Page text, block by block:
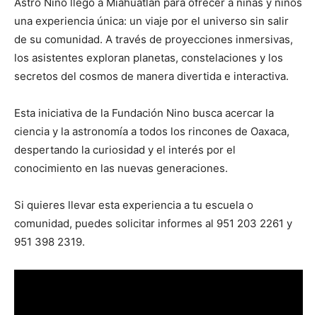
una experiencia única: un viaje por el universo sin salir
de su comunidad. A través de proyecciones inmersivas,
los asistentes exploran planetas, constelaciones y los
secretos del cosmos de manera divertida e interactiva.
Esta iniciativa de la Fundación Nino busca acercar la
ciencia y la astronomía a todos los rincones de Oaxaca,
despertando la curiosidad y el interés por el
conocimiento en las nuevas generaciones.
Si quieres llevar esta experiencia a tu escuela o
comunidad, puedes solicitar informes al 951 203 2261 y
951 398 2319.